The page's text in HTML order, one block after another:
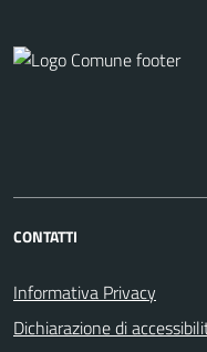
CONTATTI
Informativa Privacy
Dichiarazione di